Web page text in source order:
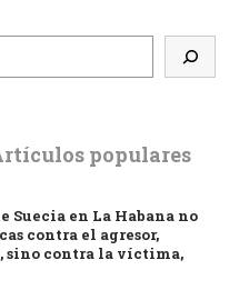
populares
Suecia en La Habana no
contra el agresor,
sino contra la víctima,